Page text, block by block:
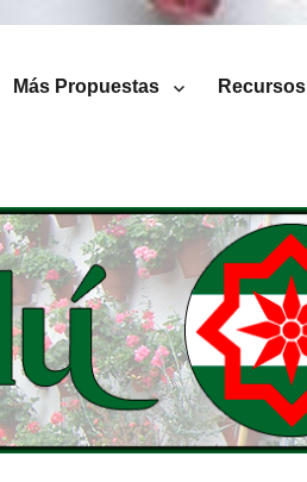
Más Propuestas Recursos